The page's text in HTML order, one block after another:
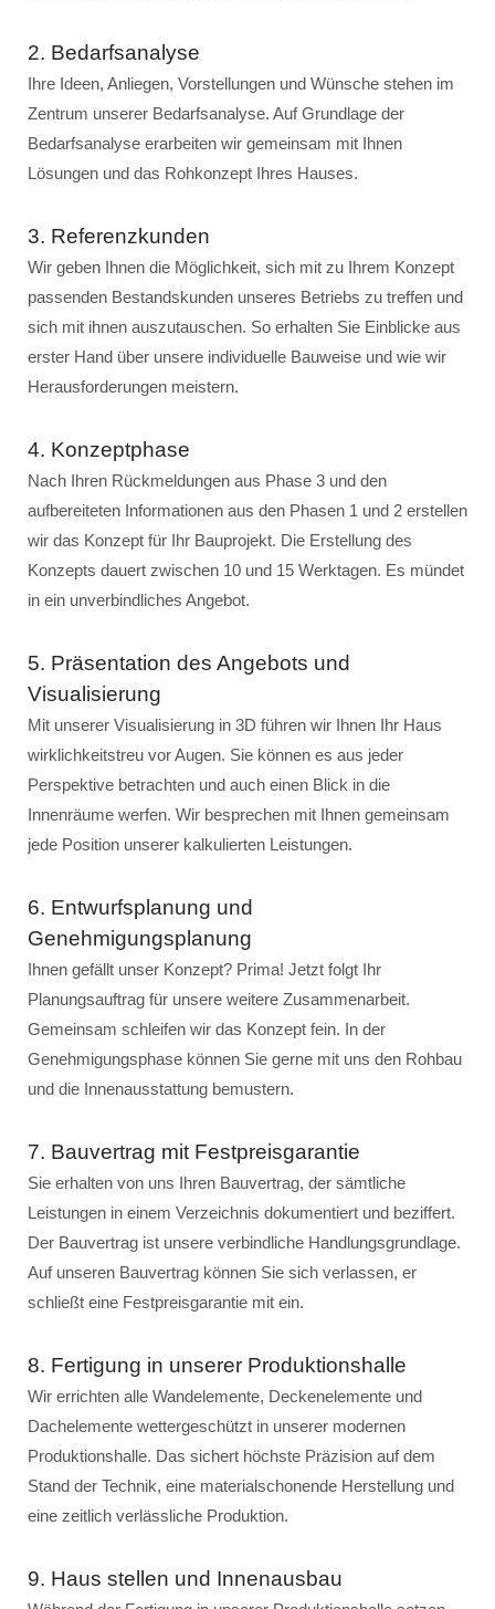
2. Bedarfsanalyse
Ihre Ideen, Anliegen, Vorstellungen und Wünsche stehen im
Zentrum unserer Bedarfsanalyse. Auf Grundlage der
Bedarfsanalyse erarbeiten wir gemeinsam mit Ihnen
Lösungen und das Rohkonzept Ihres Hauses.
3. Referenzkunden
Wir geben Ihnen die Möglichkeit, sich mit zu Ihrem Konzept
passenden Bestandskunden unseres Betriebs zu treffen und
sich mit ihnen auszutauschen. So erhalten Sie Einblicke aus
erster Hand über unsere individuelle Bauweise und wie wir
Herausforderungen meistern.
4. Konzeptphase
Nach Ihren Rückmeldungen aus Phase 3 und den
aufbereiteten Informationen aus den Phasen 1 und 2 erstellen
wir das Konzept für Ihr Bauprojekt. Die Erstellung des
Konzepts dauert zwischen 10 und 15 Werktagen. Es mündet
in ein unverbindliches Angebot.
5. Präsentation des Angebots und
Visualisierung
Mit unserer Visualisierung in 3D führen wir Ihnen Ihr Haus
wirklichkeitstreu vor Augen. Sie können es aus jeder
Perspektive betrachten und auch einen Blick in die
Innenräume werfen. Wir besprechen mit Ihnen gemeinsam
jede Position unserer kalkulierten Leistungen.
6. Entwurfsplanung und
Genehmigungsplanung
Ihnen gefällt unser Konzept? Prima! Jetzt folgt Ihr
Planungsauftrag für unsere weitere Zusammenarbeit.
Gemeinsam schleifen wir das Konzept fein. In der
Genehmigungsphase können Sie gerne mit uns den Rohbau
und die Innenausstattung bemustern.
7. Bauvertrag mit Festpreisgarantie
Sie erhalten von uns Ihren Bauvertrag, der sämtliche
Leistungen in einem Verzeichnis dokumentiert und beziffert.
Der Bauvertrag ist unsere verbindliche Handlungsgrundlage.
Auf unseren Bauvertrag können Sie sich verlassen, er
schließt eine Festpreisgarantie mit ein.
8. Fertigung in unserer Produktionshalle
Wir errichten alle Wandelemente, Deckenelemente und
Dachelemente wettergeschützt in unserer modernen
Produktionshalle. Das sichert höchste Präzision auf dem
Stand der Technik, eine materialschonende Herstellung und
eine zeitlich verlässliche Produktion.
9. Haus stellen und Innenausbau